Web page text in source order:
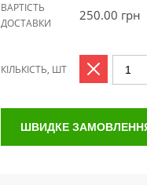
ВАРТІСТЬ
ДОСТАВКИ
250.00 грн
КІЛЬКІСТЬ, ШТ
ШВИДКЕ